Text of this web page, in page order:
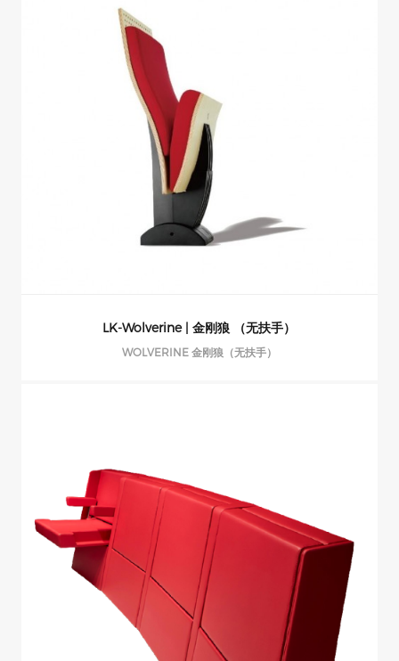
LK-Wolverine | 金刚狼 （无扶手）
WOLVERINE 金刚狼（无扶手）